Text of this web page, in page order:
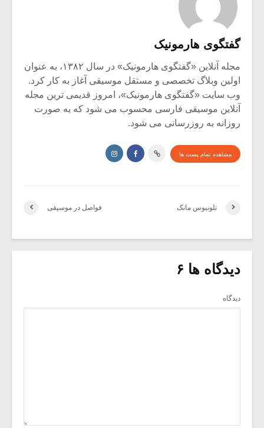
گفتگوی هارمونیک
مجله آنلاین «گفتگوی هارمونیک» در سال ۱۳۸۲، به عنوان
اولین وبلاگ تخصصی و مستقل موسیقی آغاز به کار کرد.
وب سایت «گفتگوی هارمونیک»، امروز قدیمی ترین مجله
آنلاین موسیقی فارسی محسوب می شود که به صورت
روزانه به روزرسانی می شود.
مشاهده تمام پست ها
فواصل در موسیقی تلونیوس مانک
دیدگاه ها ۶
دیدگاه